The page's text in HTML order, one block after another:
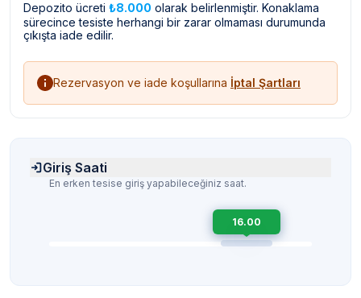
Depozito ücreti ₺8.000 olarak belirlenmiştir. Konaklama
sürecince tesiste herhangi bir zarar olmaması durumunda
çıkışta iade edilir.
Rezervasyon ve iade koşullarına İptal Şartları
Giriş Saati
En erken tesise giriş yapabileceğiniz saat.
16.00